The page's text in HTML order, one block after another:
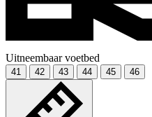
Uitneembaar voetbed
41 42 43 44 45 46